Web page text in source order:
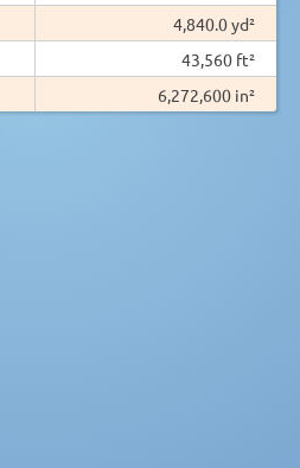
4,840.0 yd²
43,560 ft²
6,272,600 in²